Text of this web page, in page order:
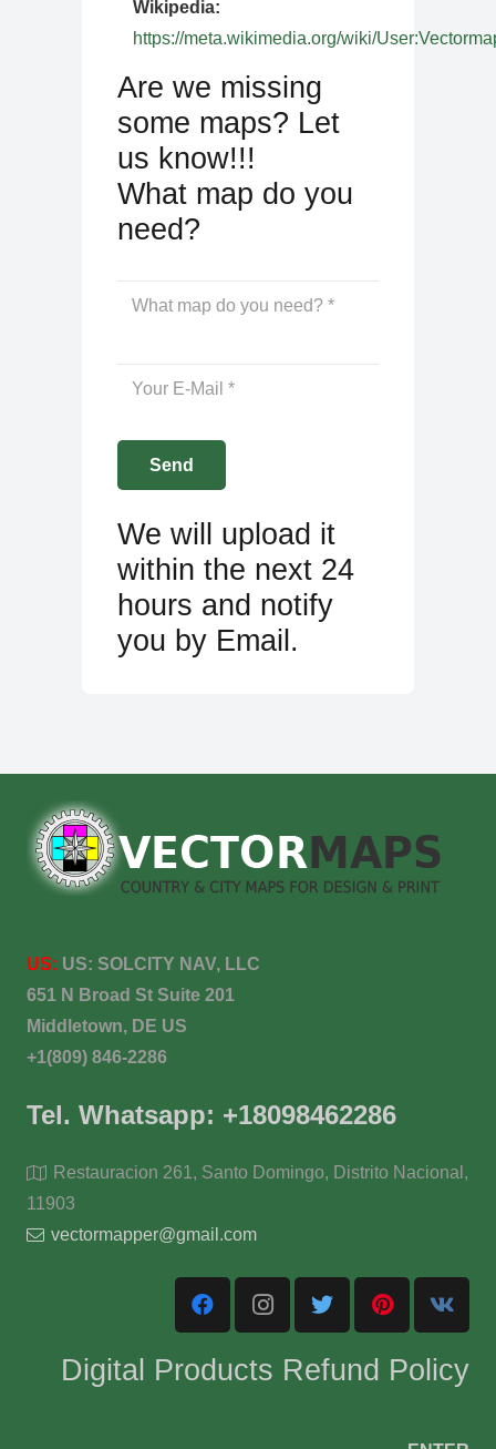
Wikipedia:
https://meta.wikimedia.org/wiki/
Are we missing
some maps? Let
us know!!!
What map do you
need?
We will upload it
within the next 24
hours and notify
you by Email.
US: US: SOLCITY NAV, LLC
651 N Broad St Suite 201
Middletown, DE US
+1(809) 846-2286
Tel. Whatsapp: +18098462286
Restauracion 261, Santo Domingo, Distrito Nacional,
11903
vectormapper@gmail.com
Digital Products Refund Policy